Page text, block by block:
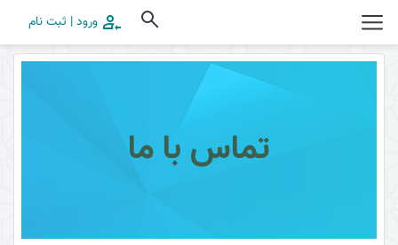
ورود | ثبت نام
تماس با ما